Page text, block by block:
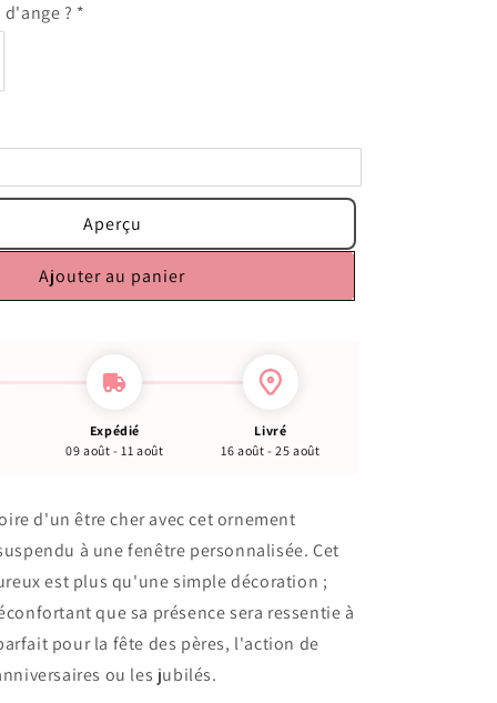
? *
Aperçu
Ajouter au panier
Expédié
09 août - 11 août
Livré
16 août - 25 août
d'un être cher avec cet ornement
à une fenêtre personnalisée. Cet
est plus qu'une simple décoration ;
que sa présence sera ressentie à
pour la fête des pères, l'action de
ou les jubilés.